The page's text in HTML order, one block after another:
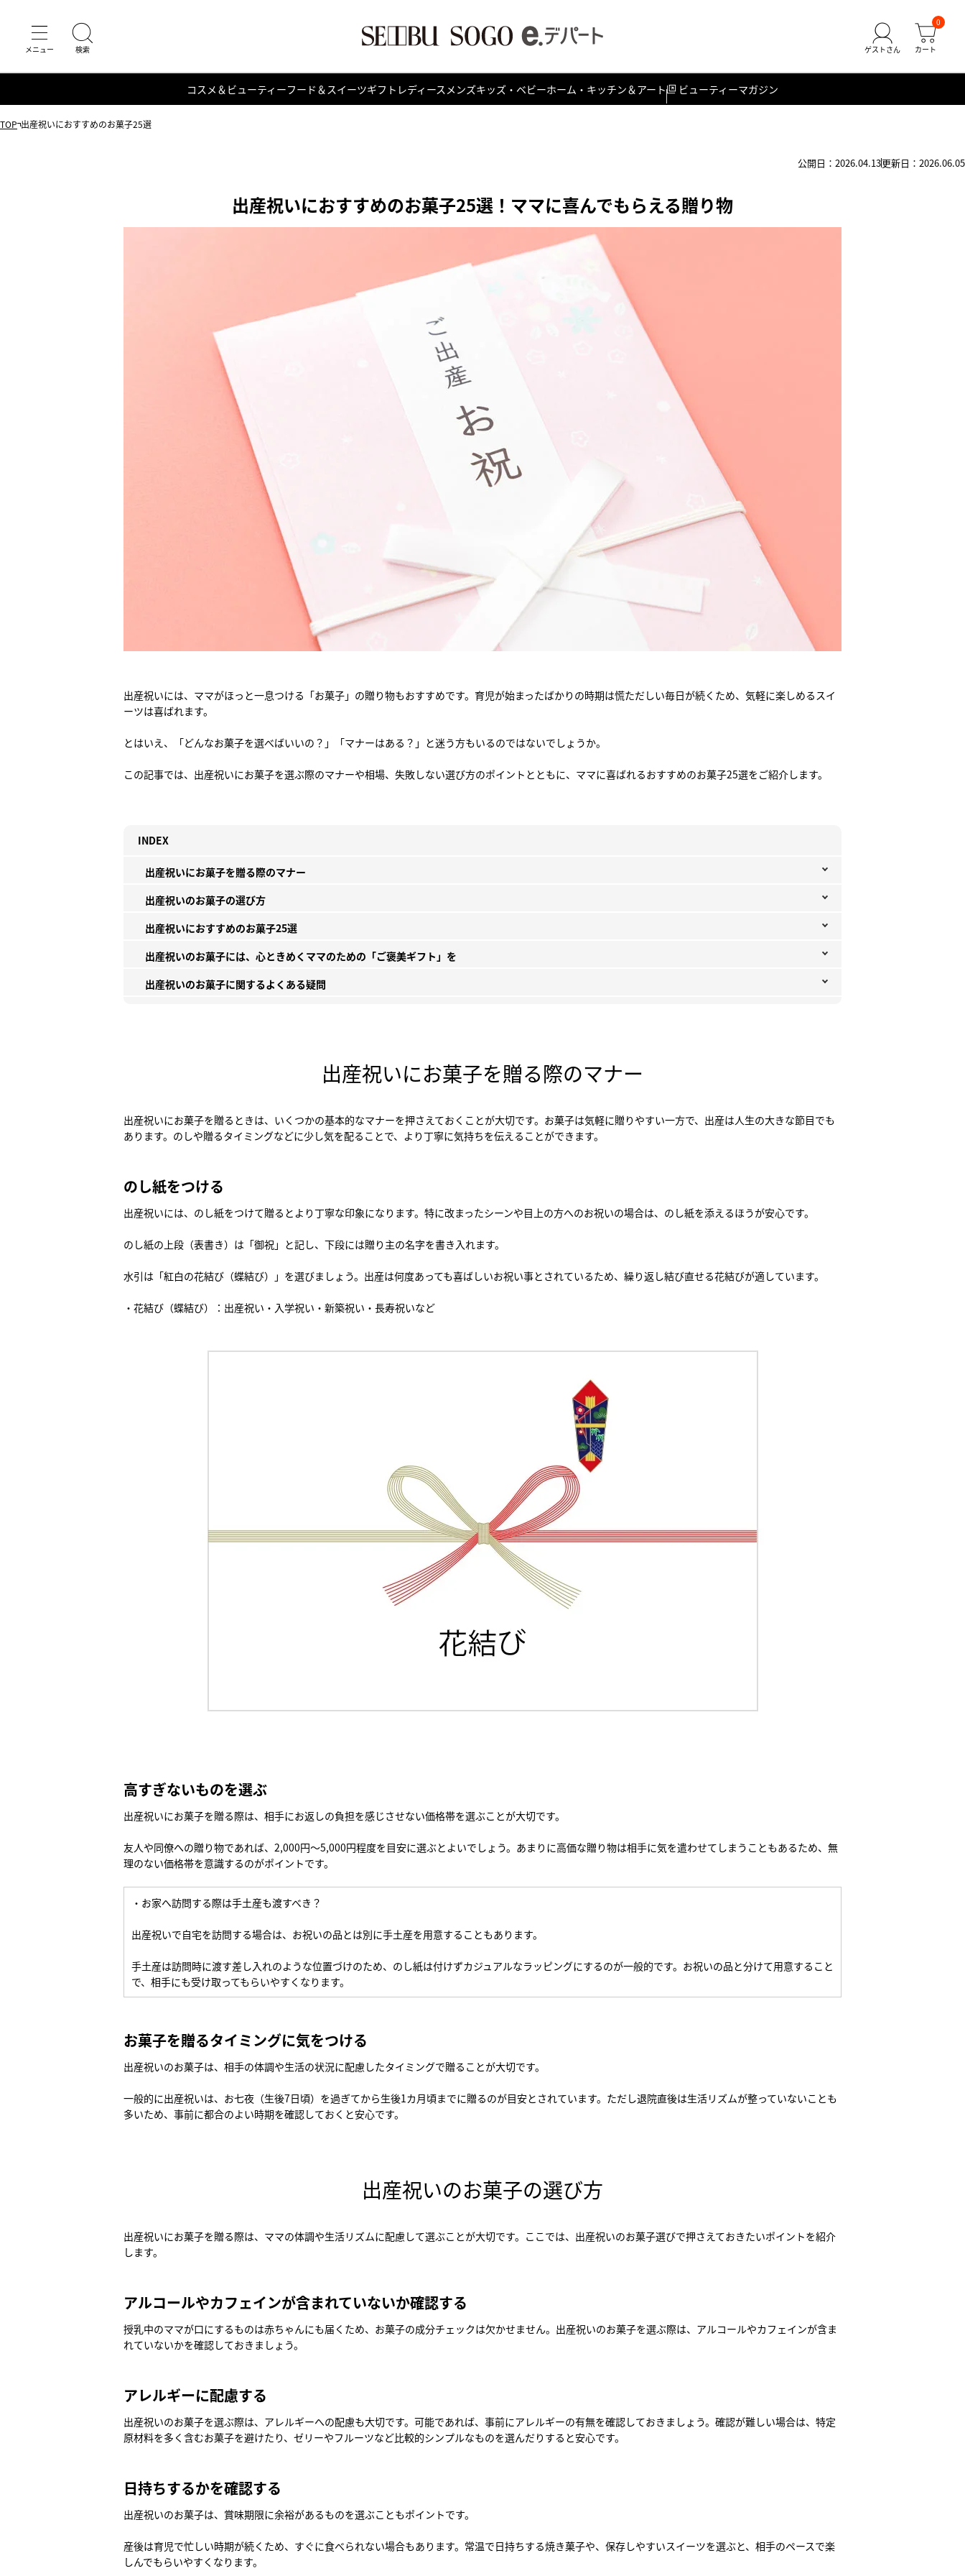
0
コスメ＆ビューティーフード＆スイーツギフト レディース メンズキッズ・ベビーホーム・キッチン＆アート ビューティーマガジン
TOP 出産祝いにおすすめのお菓子25選
公開日：2026.04.13更新日：2026.06.05
出産祝いにおすすめのお菓子25選！ママに喜んでもらえる贈り物
出産祝いには、ママがほっと一息つける「お菓子」の贈り物もおすすめです。育児が始まったばかりの時期は慌ただしい毎日が続くため、気軽に楽しめるスイ
ーツは喜ばれます。
とはいえ、「どんなお菓子を選べばいいの？」「マナーはある？」と迷う方もいるのではないでしょうか。
この記事では、出産祝いにお菓子を選ぶ際のマナーや相場、失敗しない選び方のポイントとともに、ママに喜ばれるおすすめのお菓子25選をご紹介します。
INDEX
出産祝いにお菓子を贈る際のマナー
出産祝いのお菓子の選び方
出産祝いにおすすめのお菓子25選
出産祝いのお菓子には、心ときめくママのための「ご褒美ギフト」を
出産祝いのお菓子に関するよくある疑問
出産祝いにお菓子を贈る際のマナー
出産祝いにお菓子を贈るときは、いくつかの基本的なマナーを押さえておくことが大切です。お菓子は気軽に贈りやすい一方で、出産は人生の大きな節目でも
あります。のしや贈るタイミングなどに少し気を配ることで、より丁寧に気持ちを伝えることができます。
のし紙をつける
出産祝いには、のし紙をつけて贈るとより丁寧な印象になります。特に改まったシーンや目上の方へのお祝いの場合は、のし紙を添えるほうが安心です。
のし紙の上段（表書き）は「御祝」と記し、下段には贈り主の名字を書き入れます。
水引は「紅白の花結び（蝶結び）」を選びましょう。出産は何度あっても喜ばしいお祝い事とされているため、繰り返し結び直せる花結びが適しています。
・花結び（蝶結び）：出産祝い・入学祝い・新築祝い・長寿祝いなど
高すぎないものを選ぶ
出産祝いにお菓子を贈る際は、相手にお返しの負担を感じさせない価格帯を選ぶことが大切です。
友人や同僚への贈り物であれば、2,000円〜5,000円程度を目安に選ぶとよいでしょう。あまりに高価な贈り物は相手に気を遣わせてしまうこともあるため、無
理のない価格帯を意識するのがポイントです。
・お家へ訪問する際は手土産も渡すべき？
出産祝いで自宅を訪問する場合は、お祝いの品とは別に手土産を用意することもあります。
手土産は訪問時に渡す差し入れのような位置づけのため、のし紙は付けずカジュアルなラッピングにするのが一般的です。お祝いの品と分けて用意すること
で、相手にも受け取ってもらいやすくなります。
お菓子を贈るタイミングに気をつける
出産祝いのお菓子は、相手の体調や生活の状況に配慮したタイミングで贈ることが大切です。
一般的に出産祝いは、お七夜（生後7日頃）を過ぎてから生後1カ月頃までに贈るのが目安とされています。ただし退院直後は生活リズムが整っていないことも
多いため、事前に都合のよい時期を確認しておくと安心です。
出産祝いのお菓子の選び方
出産祝いにお菓子を贈る際は、ママの体調や生活リズムに配慮して選ぶことが大切です。ここでは、出産祝いのお菓子選びで押さえておきたいポイントを紹介
します。
アルコールやカフェインが含まれていないか確認する
授乳中のママが口にするものは赤ちゃんにも届くため、お菓子の成分チェックは欠かせません。出産祝いのお菓子を選ぶ際は、アルコールやカフェインが含ま
れていないかを確認しておきましょう。
アレルギーに配慮する
出産祝いのお菓子を選ぶ際は、アレルギーへの配慮も大切です。可能であれば、事前にアレルギーの有無を確認しておきましょう。確認が難しい場合は、特定
原材料を多く含むお菓子を避けたり、ゼリーやフルーツなど比較的シンプルなものを選んだりすると安心です。
日持ちするかを確認する
出産祝いのお菓子は、賞味期限に余裕があるものを選ぶこともポイントです。
産後は育児で忙しい時期が続くため、すぐに食べられない場合もあります。常温で日持ちする焼き菓子や、保存しやすいスイーツを選ぶと、相手のペースで楽
しんでもらいやすくなります。